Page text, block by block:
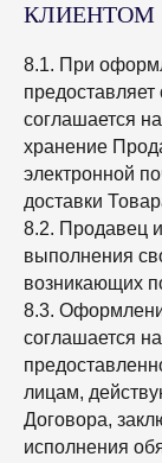
КЛИЕНТОМ
8.1. При
соглашается
хранение
электронной
доставки
8.2. Продавец
выполнения
возникающих
8.3.
соглашается
лицам,
Договора,
исполнения